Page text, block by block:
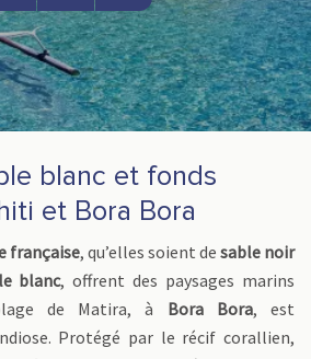
MessengerWhatsApp
blanc et fonds
et Bora Bora
française, qu’elles soient de sable noir
blanc, offrent des paysages marins
de Matira, à Bora Bora, est
Protégé par le récif corallien,